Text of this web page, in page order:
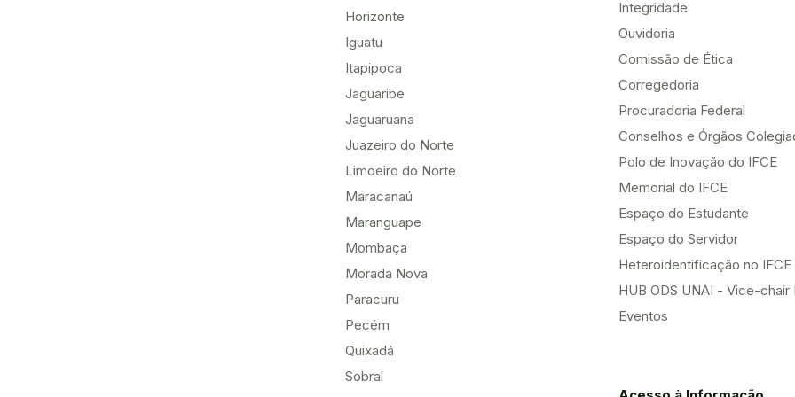
Horizonte
Iguatu
Itapipoca
Jaguaribe
Jaguaruana
Juazeiro do Norte
Limoeiro do Norte
Maracanaú
Maranguape
Mombaça
Morada Nova
Paracuru
Pecém
Quixadá
Sobral
Integridade
Ouvidoria
Comissão de Ética
Corregedoria
Procuradoria Federal
Conselhos e Órgãos
Polo de Inovação do IFCE
Memorial do IFCE
Espaço do Estudante
Espaço do Servidor
Heteroidentificação no IFCE
HUB ODS UNAI - Vice-chair
Eventos